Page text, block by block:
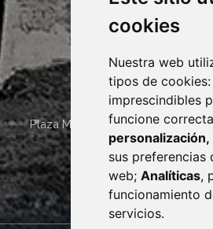
cookies
Nuestra web
tipos de cookies:
imprescindibles
funcione
personalización,
sus preferencias
web; Analíticas,
funcionamiento
servicios.
Plaza Mayor 4 22400 MONZÓN -
· (34) 974 400
monzon.es